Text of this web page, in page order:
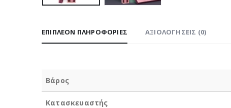
ΕΠΙΠΛΈΟΝ ΠΛΗΡΟΦΟΡΊΕΣ ΑΞΙΟΛΟΓΉΣΕΙΣ (0)
Βάρος
Κατασκευαστής